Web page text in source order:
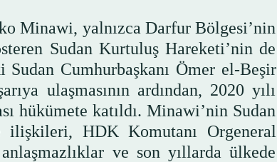
Minawi, yalnızca Darfur Bölgesi’nin
Sudan Kurtuluş Hareketi’nin de
Sudan Cumhurbaşkanı Ömer el-Beşir
ulaşmasının ardından, 2020 yılı
hükümete katıldı. Minawi’nin Sudan
ilişkileri, HDK Komutanı Orgeneral
ve son yıllarda ülkede